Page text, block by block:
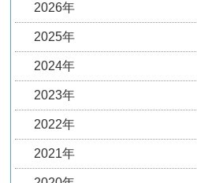
2026年
2025年
2024年
2023年
2022年
2021年